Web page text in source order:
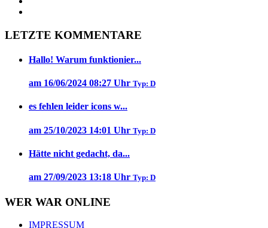
LETZTE KOMMENTARE
Hallo! Warum funktionier...
am 16/06/2024 08:27 Uhr Typ: D
es fehlen leider icons w...
am 25/10/2023 14:01 Uhr Typ: D
Hätte nicht gedacht, da...
am 27/09/2023 13:18 Uhr Typ: D
WER WAR ONLINE
IMPRESSUM